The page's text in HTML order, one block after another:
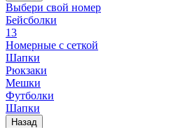
Выбери свой номер
Бейсболки
13
Номерные с сеткой
Шапки
Рюкзаки
Мешки
Футболки
Шапки
Назад